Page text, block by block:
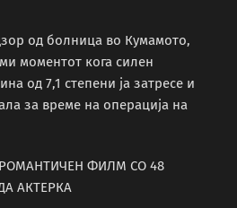
од болница во Кумамото,
моментот кога силен
од 7,1 степени ја затресе и
за време на операција на
ФИЛМ СО 48
АКТЕРКА